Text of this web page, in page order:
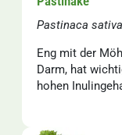
Pastinaca sativa
Eng mit der
Darm, hat
hohen